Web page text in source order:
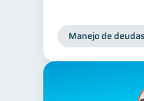
Manejo de deudas